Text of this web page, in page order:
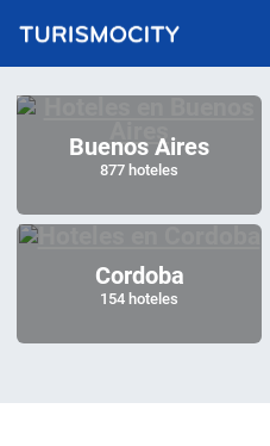
Buenos Aires
877 hoteles
Cordoba
154 hoteles